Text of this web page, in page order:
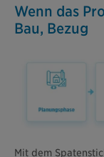
Wenn das
Bau, Bezug
Mit dem